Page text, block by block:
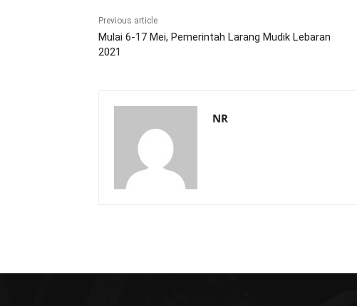
Previous article
Mulai 6-17 Mei, Pemerintah Larang Mudik Lebaran
2021
NR